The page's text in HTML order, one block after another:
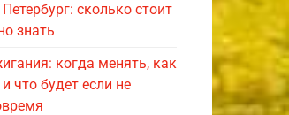
сколько стоит
знать
когда менять, как
что будет если не